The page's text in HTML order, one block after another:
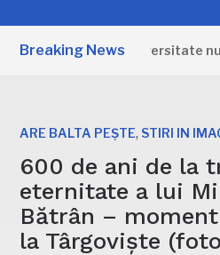
Breaking News
biodiversitate nu apără
ARE BALTA PEȘTE, STIRI IN
600 de ani de la
eternitate a lui
Bătrân –
la Târgoviște